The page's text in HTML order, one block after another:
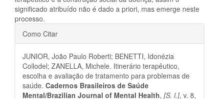
significado atribuído não é dado a priori, mas emerge neste
processo.
Detalhes
do
artigo
Como Citar
JUNIOR, João Paulo Roberti; BENETTI, Idonézia
Collodel; ZANELLA, Michele. Itinerário terapêutico,
escolha e avaliação de tratamento para problemas de
saúde. Cadernos Brasileiros de Saúde
Mental/Brazilian Journal of Mental Health, [S. l.], v. 8,